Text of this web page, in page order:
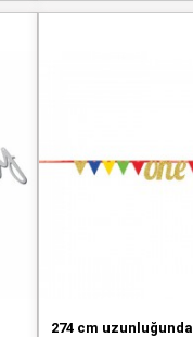
274 cm uzunluğunda